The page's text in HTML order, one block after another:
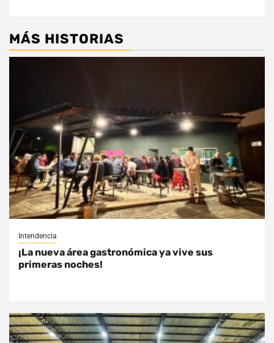
MÁS HISTORIAS
Intendencia
¡La nueva área gastronómica ya vive sus
primeras noches!